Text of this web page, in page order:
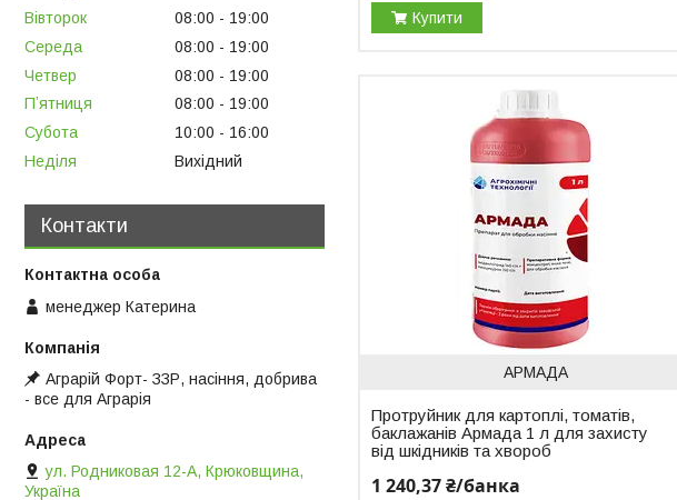
Купити
АРМАДА
Протруйник для картоплі, томатів,
баклажанів Армада 1 л для захисту
від шкідників та хвороб
1 240,37 ₴/банка
Вівторок
08:00
19:00
Середа
08:00
19:00
Четвер
08:00
19:00
Пʼятниця
08:00
19:00
Субота
10:00
16:00
Неділя
Вихідний
Контакти
менеджер Катерина
Аграрій Форт- ЗЗР, насіння, добрива
- все для Аграрія
ул. Родниковая 12-А, Крюковщина,
Україна